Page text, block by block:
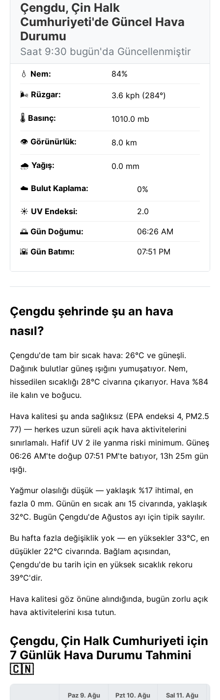
Çengdu, Çin Halk
Cumhuriyeti'de Güncel Hava
Durumu
Saat 9:30 bugün'da Güncellenmiştir
💧 Nem: 84%
🌬️ Rüzgar: 3.6 kph (284°)
🌡️ Basınç: 1010.0 mb
👁️ Görünürlük: 8.0 km
🌧️ Yağış: 0.0 mm
☁️ Bulut Kaplama: 0%
☀️ UV Endeksi: 2.0
🌅 Gün Doğumu: 06:26 AM
🌇 Gün Batımı: 07:51 PM
Çengdu şehrinde şu an hava
nasıl?
Çengdu'de tam bir sıcak hava: 26°C ve güneşli.
Dağınık bulutlar güneş ışığını yumuşatıyor. Nem,
hissedilen sıcaklığı 28°C civarına çıkarıyor. Hava %84
ile kalın ve boğucu.
Hava kalitesi şu anda sağlıksız (EPA endeksi 4, PM2.5
77) — herkes uzun süreli açık hava aktivitelerini
sınırlamalı. Hafif UV 2 ile yanma riski minimum. Güneş
06:26 AM'te doğup 07:51 PM'te batıyor, 13h 25m gün
ışığı.
Yağmur olasılığı düşük — yaklaşık %17 ihtimal, en
fazla 0 mm. Günün en sıcak anı 15 civarında, yaklaşık
32°C. Bugün Çengdu'de Ağustos ayı için tipik sayılır.
Bu hafta fazla değişiklik yok — en yüksekler 33°C, en
düşükler 22°C civarında. Bağlam açısından,
Çengdu'de bu tarih için en yüksek sıcaklık rekoru
39°C'dir.
Hava kalitesi göz önüne alındığında, bugün zorlu açık
hava aktivitelerini kısa tutun.
Çengdu, Çin Halk Cumhuriyeti için
7 Günlük Hava Durumu Tahmini
🇨🇳
Paz 9. Ağu Pzt 10. Ağu Sal 11. Ağu